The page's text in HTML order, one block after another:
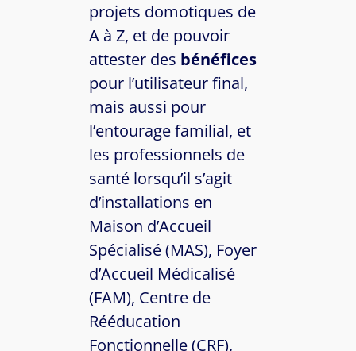
projets domotiques de
A à Z, et de pouvoir
attester des bénéfices
pour l’utilisateur final,
mais aussi pour
l’entourage familial, et
les professionnels de
santé lorsqu’il s’agit
d’installations en
Maison d’Accueil
Spécialisé (MAS), Foyer
d’Accueil Médicalisé
(FAM), Centre de
Rééducation
Fonctionnelle (CRF),